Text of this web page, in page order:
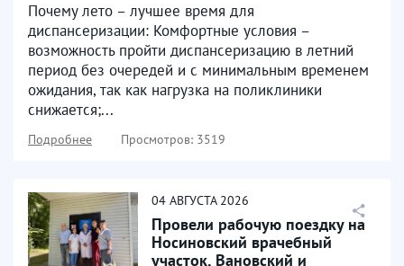
Почему лето – лучшее время для
диспансеризации: Комфортные условия –
возможность пройти диспансеризацию в летний
период без очередей и с минимальным временем
ожидания, так как нагрузка на поликлиники
снижается;...
Подробнее Просмотров: 3519
04 АВГУСТА 2026
Провели рабочую поездку на
Носиновский врачебный
участок, Вановский и